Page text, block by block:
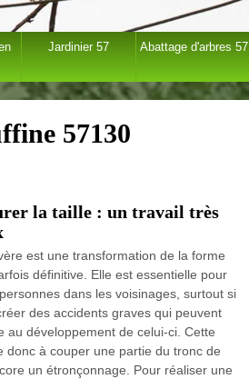
Jardinier 57 Abattage d'arbres 57
57130
la taille : un travail très
est une transformation de la forme
définitive. Elle est essentielle pour
dans les voisinages, surtout si
des accidents graves qui peuvent
au développement de celui-ci. Cette
donc à couper une partie du tronc de
un étronçonnage. Pour réaliser une